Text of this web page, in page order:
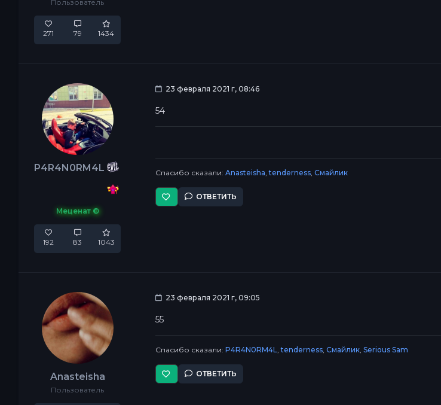
Пользователь
271 79 1434
P4R4N0RM4L
Меценат ©
192 83 1043
23 февраля 2021 г, 08:46
54
Спасибо сказали:Anasteisha,tenderness,Смайлик
ОТВЕТИТЬ
Anasteisha
Пользователь
23 февраля 2021 г, 09:05
55
Спасибо сказали:P4R4N0RM4L,tenderness,Смайлик,Serious Sam
ОТВЕТИТЬ